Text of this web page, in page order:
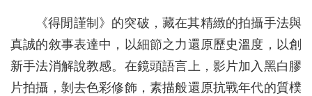
《得閒謹制》的突破，藏在其精緻的拍攝手法與
真誠的敘事表達中，以細節之力還原歷史溫度，以創
新手法消解說教感。在鏡頭語言上，影片加入黑白膠
片拍攝，剝去色彩修飾，素描般還原抗戰年代的質樸